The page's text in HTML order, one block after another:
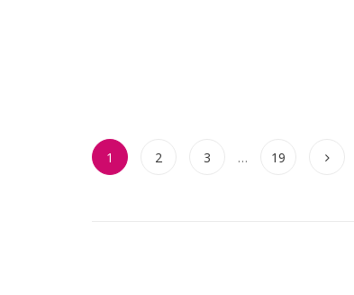
1 2 3 … 19